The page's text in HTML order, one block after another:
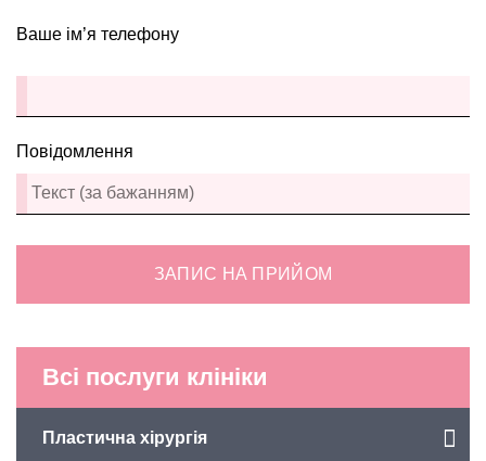
Всі послуги клініки
Пластична хірургія
Ваше ім’я телефону
Повідомлення
ЗАПИС НА ПРИЙОМ